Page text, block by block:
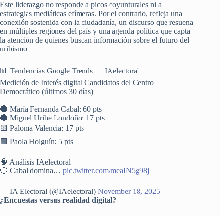
Este liderazgo no responde a picos coyunturales ni a
estrategias mediáticas efímeras. Por el contrario, refleja una
conexión sostenida con la ciudadanía, un discurso que resuena
en múltiples regiones del país y una agenda política que capta
la atención de quienes buscan información sobre el futuro del
uribismo.
📊 Tendencias Google Trends — IAelectoral
Medición de Interés digital Candidatos del Centro
Democrático (últimos 30 días)
🔵 María Fernanda Cabal: 60 pts
🔴 Miguel Uribe Londoño: 17 pts
🟨 Paloma Valencia: 17 pts
🟩 Paola Holguín: 5 pts
🧠 Análisis IAelectoral
🔵 Cabal domina… pic.twitter.com/meaIN5g98j
— IA Electoral (@IAelectoral) November 18, 2025
¿Encuestas versus realidad digital?